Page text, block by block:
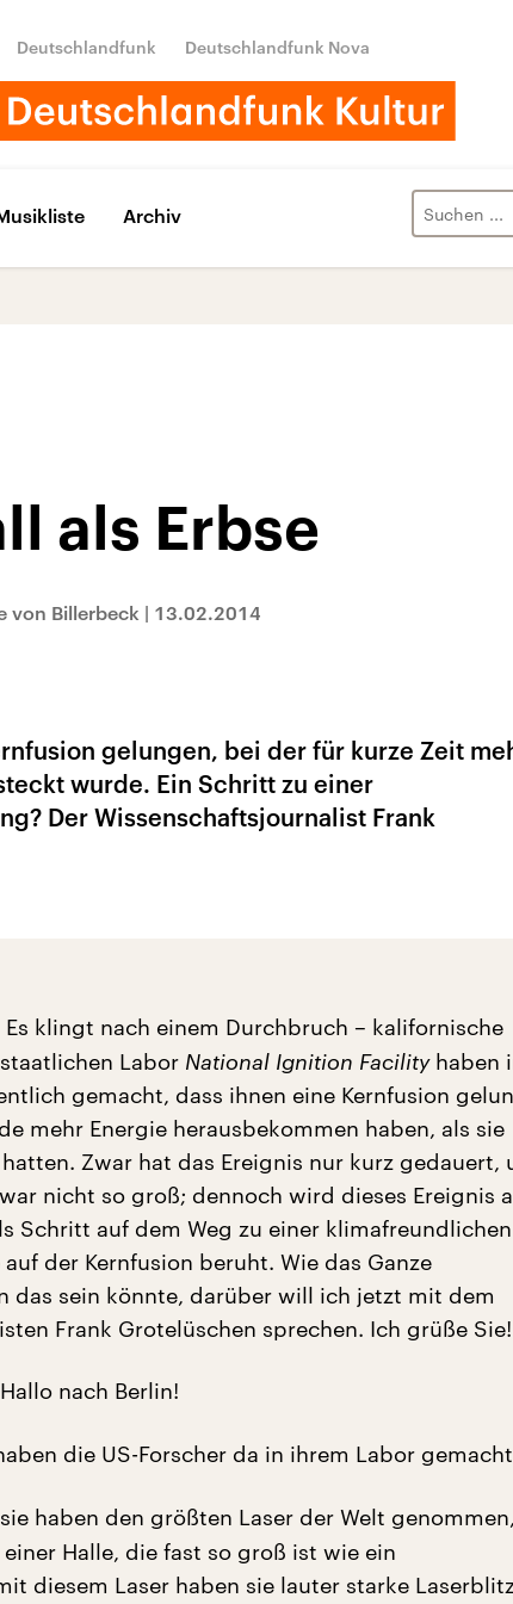
Deutschlandfunk Deutschlandfunk Nova
Archiv
als Erbse
von Billerbeck | 13.02.2014
gelungen, bei der für kurze Zeit
wurde. Ein Schritt zu einer
Der Wissenschaftsjournalist Frank
Es klingt nach einem Durchbruch – kalifornische
Labor National Ignition Facilityhaben
gemacht, dass ihnen eine Kernfusion
mehr Energie herausbekommen haben, als sie
Zwar hat das Ereignis nur kurz gedauert,
nicht so groß; dennoch wird dieses Ereignis
Schritt auf dem Weg zu einer klimafreundlichen
der Kernfusion beruht. Wie das Ganze
das sein könnte, darüber will ich jetzt mit dem
Frank Grotelüschen sprechen. Ich grüße Sie!
Hallo nach Berlin!
die US-Forscher da in ihrem Labor
haben den größten Laser der Welt
Halle, die fast so groß ist wie ein
diesem Laser haben sie lauter starke